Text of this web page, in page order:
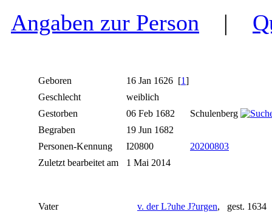
Angaben zur Person |
Geboren 16 Jan 1626 [1]
Geschlecht
weiblich
Gestorben
06 Feb 1682
Schulenberg
Begraben
19 Jun 1682
Personen-Kennung
I20800
20200803
Zuletzt bearbeitet am
1 Mai 2014
Vater v. der L?uhe J?urgen, gest. 1634